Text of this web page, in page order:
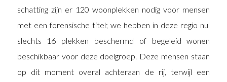
schatting zijn er 120 woonplekken nodig voor mensen
met een forensische titel; we hebben in deze regio nu
slechts 16 plekken beschermd of begeleid wonen
beschikbaar voor deze doelgroep. Deze mensen staan
op dit moment overal achteraan de rij, terwijl een